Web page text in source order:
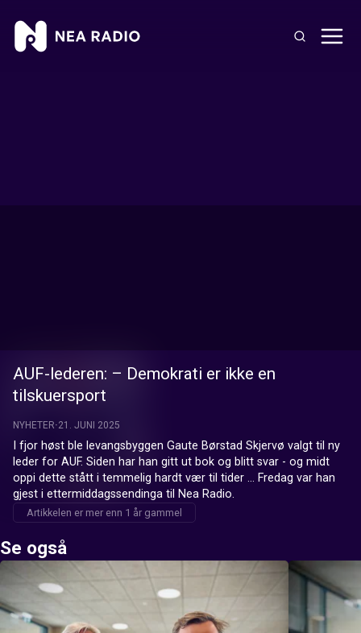
AUF-lederen: – Demokrati er ikke en
tilskuersport
NYHETER 21. JUNI 2025
I fjor høst ble levangsbyggen Gaute Børstad Skjervø valgt til ny
leder for AUF. Siden har han gitt ut bok og blitt svar - og midt
oppi dette stått i temmelig hardt vær til tider ... Fredag var han
gjest i ettermiddagssendinga til Nea Radio.
Artikkelen er mer enn 1 år gammel
Se også